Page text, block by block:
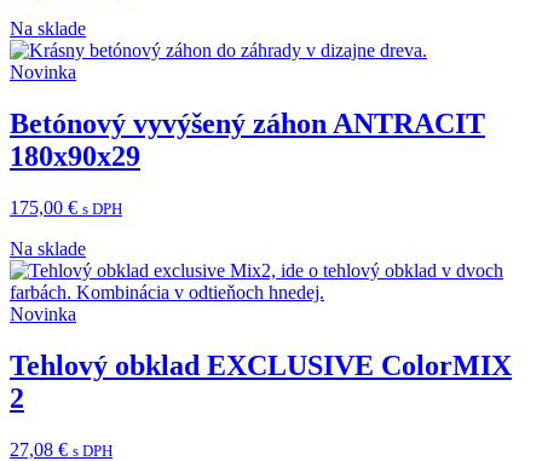
Na sklade
Novinka
Betónový vyvýšený záhon ANTRACIT
180x90x29
175,00 € s DPH
Na sklade
Novinka
Tehlový obklad EXCLUSIVE ColorMIX
2
27,08 € s DPH